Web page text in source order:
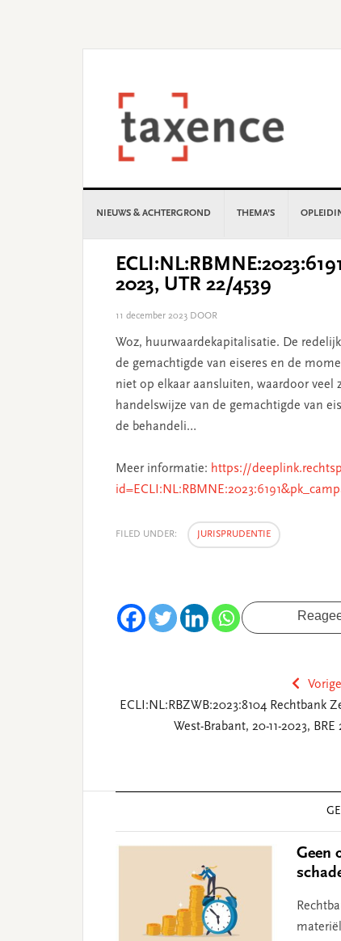
NIEUWS & ACHTERGROND THEMA’S
2023, UTR 22/4539
11 december 2023 DOOR
Woz, huurwaardekapitalisatie. De
de gemachtigde van eiseres en de
niet op elkaar aansluiten, waardoor
handelswijze van de gemachtigde van
de behandeli…
Meer informatie: https://
FILED UNDER: JURISPRUDENTIE
ECLI:NL:RBZWB:2023:8104 Rechtbank
West-Brabant, 20-11-2023,
Geen